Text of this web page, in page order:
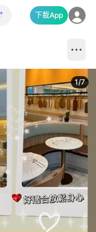
下載App
1/7